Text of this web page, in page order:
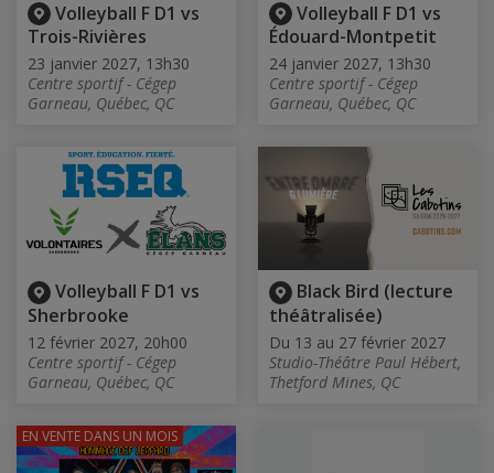
Volleyball F D1 vs
Trois-Rivières
23 janvier 2027, 13h30
Centre sportif - Cégep
Garneau, Québec, QC
Volleyball F D1 vs
Édouard-Montpetit
24 janvier 2027, 13h30
Centre sportif - Cégep
Garneau, Québec, QC
Volleyball F D1 vs
Sherbrooke
12 février 2027, 20h00
Centre sportif - Cégep
Garneau, Québec, QC
Black Bird (lecture
théâtralisée)
Du 13 au 27 février 2027
Studio-Théâtre Paul Hébert,
Thetford Mines, QC
EN VENTE DANS UN MOIS